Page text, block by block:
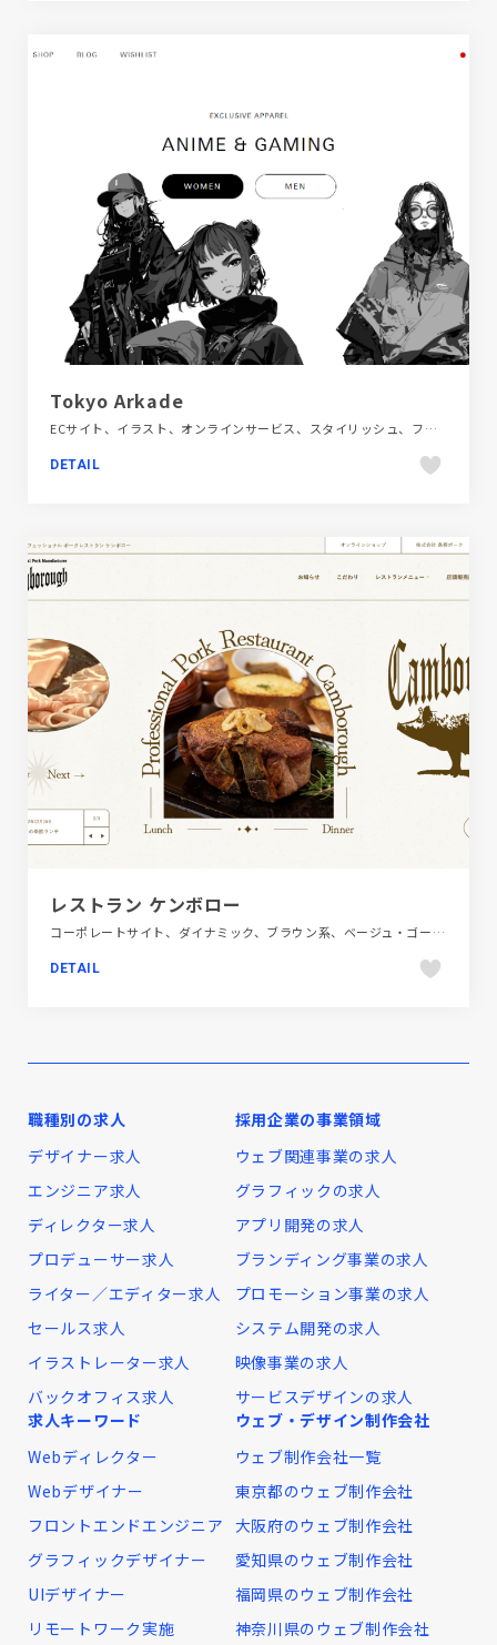
Tokyo Arkade
ECサイト、イラスト、オンラインサービス、スタイリッシュ、ファッション・ビューティー、ブランド・サービスサイト、ホワイト系、ポップ、海外サイト
DETAIL
レストラン ケンボロー
コーポレートサイト、ダイナミック、ブラウン系、ベージュ・ゴールド系、飲料・食品、飲食店・グルメ・ウェディング
DETAIL
職種別の求人
デザイナー求人
エンジニア求人
ディレクター求人
プロデューサー求人
ライター／エディター求人
セールス求人
イラストレーター求人
バックオフィス求人
採用企業の事業領域
ウェブ関連事業の求人
グラフィックの求人
アプリ開発の求人
ブランディング事業の求人
プロモーション事業の求人
システム開発の求人
映像事業の求人
サービスデザインの求人
求人キーワード
Webディレクター
Webデザイナー
フロントエンドエンジニア
グラフィックデザイナー
UIデザイナー
リモートワーク実施
ウェブ・デザイン制作会社
ウェブ制作会社一覧
東京都のウェブ制作会社
大阪府のウェブ制作会社
愛知県のウェブ制作会社
福岡県のウェブ制作会社
神奈川県のウェブ制作会社